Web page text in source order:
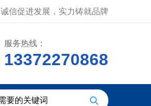
诚信促进发展，实力铸就品牌
服务热线：
13372270868